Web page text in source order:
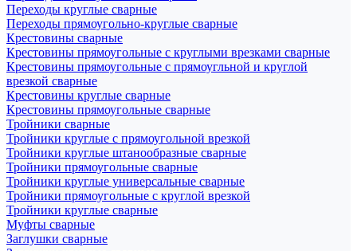
Переходы круглые сварные
Переходы прямоугольно-круглые сварные
Крестовины сварные
Крестовины прямоугольные с круглыми врезками сварные
Крестовины прямоугольные с прямоугльной и круглой
врезкой сварные
Крестовины круглые сварные
Крестовины прямоугольные сварные
Тройники сварные
Тройники круглые с прямоугольной врезкой
Тройники круглые штанообразные сварные
Тройники прямоугольные сварные
Тройники круглые универсальные сварные
Тройники прямоугольные с круглой врезкой
Тройники круглые сварные
Муфты сварные
Заглушки сварные